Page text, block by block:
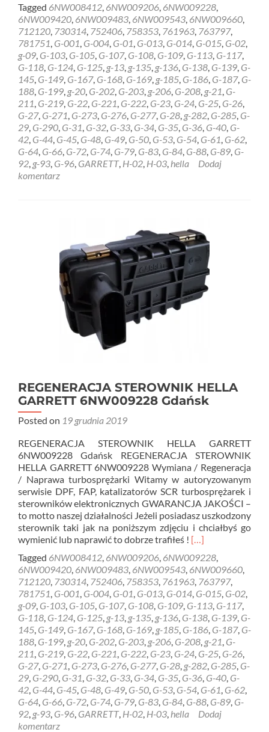
about
REGENERACJA
STEROWNIK
HELLA
GARRETT
6NW009228
Słupsk
Tagged 6NW008412, 6NW009206, 6NW009228,
6NW009420, 6NW009483, 6NW009543, 6NW009660,
712120, 730314, 752406, 758353, 761963, 763797,
781751, G-001, G-004, G-01, G-013, G-014, G-015, G-02,
g-09, G-103, G-105, G-107, G-108, G-109, G-113, G-117,
G-118, G-124, G-125, g-13, g-135, g-136, G-138, G-139, G-
145, G-149, G-167, G-168, G-169, g-185, G-186, G-187, G-
188, G-199, g-20, G-202, G-203, g-206, G-208, g-21, G-
211, G-219, G-22, G-221, G-222, G-23, G-24, G-25, G-26,
G-27, G-271, G-273, G-276, G-277, G-28, g-282, G-285, G-
29, G-290, G-31, G-32, G-33, G-34, G-35, G-36, G-40, G-
42, G-44, G-45, G-48, G-49, G-50, G-53, G-54, G-61, G-62,
G-64, G-66, G-72, G-74, G-79, G-83, G-84, G-88, G-89, G-
92, g-93, G-96, GARRETT, H-02, H-03, hella
Dodaj
komentarz
REGENERACJA STEROWNIK HELLA
GARRETT 6NW009228 Gdańsk
Posted on 19 grudnia 2019
REGENERACJA STEROWNIK HELLA GARRETT
6NW009228 Gdańsk REGENERACJA STEROWNIK
HELLA GARRETT 6NW009228 Wymiana / Regeneracja
/ Naprawa turbosprężarki Witamy w autoryzowanym
serwisie DPF, FAP, katalizatorów SCR turbosprężarek i
sterowników elektronicznych GWARANCJA JAKOŚCI –
to motto naszej działalności Jeżeli posiadasz uszkodzony
sterownik taki jak na poniższym zdjęciu i chciałbyś go
wymienić lub naprawić to dobrze trafiłeś ! Read
about
REGENERACJA
STEROWNIK
HELLA
GARRETT
6NW009228
Gdańsk
[…]
Tagged 6NW008412, 6NW009206, 6NW009228,
6NW009420, 6NW009483, 6NW009543, 6NW009660,
712120, 730314, 752406, 758353, 761963, 763797,
781751, G-001, G-004, G-01, G-013, G-014, G-015, G-02,
g-09, G-103, G-105, G-107, G-108, G-109, G-113, G-117,
G-118, G-124, G-125, g-13, g-135, g-136, G-138, G-139, G-
145, G-149, G-167, G-168, G-169, g-185, G-186, G-187, G-
188, G-199, g-20, G-202, G-203, g-206, G-208, g-21, G-
211, G-219, G-22, G-221, G-222, G-23, G-24, G-25, G-26,
G-27, G-271, G-273, G-276, G-277, G-28, g-282, G-285, G-
29, G-290, G-31, G-32, G-33, G-34, G-35, G-36, G-40, G-
42, G-44, G-45, G-48, G-49, G-50, G-53, G-54, G-61, G-62,
G-64, G-66, G-72, G-74, G-79, G-83, G-84, G-88, G-89, G-
92, g-93, G-96, GARRETT, H-02, H-03, hella
Dodaj
komentarz